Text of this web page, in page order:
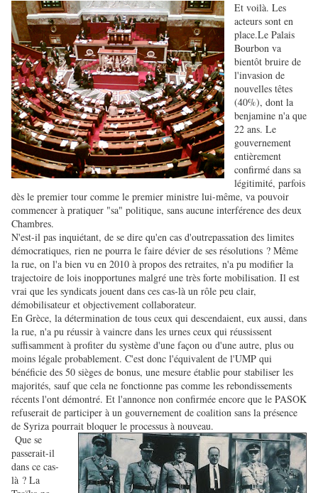
Et voilà. Les
acteurs sont en
place.Le Palais
Bourbon va
bientôt bruire de
l'invasion de
nouvelles têtes
(40%), dont la
benjamine n'a que
22 ans. Le
gouvernement
entièrement
confirmé dans sa
légitimité, parfois
dès le premier tour comme le premier ministre lui-même, va pouvoir
commencer à pratiquer "sa" politique, sans aucune interférence des deux
Chambres.
N'est-il pas inquiétant, de se dire qu'en cas d'outrepassation des limites
démocratiques, rien ne pourra le faire dévier de ses résolutions ? Même
la rue, on l'a bien vu en 2010 à propos des retraites, n'a pu modifier la
trajectoire de lois inopportunes malgré une très forte mobilisation. Il est
vrai que les syndicats jouent dans ces cas-là un rôle peu clair,
démobilisateur et objectivement collaborateur.
En Grèce, la détermination de tous ceux qui descendaient, eux aussi, dans
la rue, n'a pu réussir à vaincre dans les urnes ceux qui réussissent
suffisamment à profiter du système d'une façon ou d'une autre, plus ou
moins légale probablement. C'est donc l'équivalent de l'UMP qui
bénéficie des 50 sièges de bonus, une mesure établie pour stabiliser les
majorités, sauf que cela ne fonctionne pas comme les rebondissements
récents l'ont démontré. Et l'annonce non confirmée encore que le PASOK
refuserait de participer à un gouvernement de coalition sans la présence
de Syriza pourrait bloquer le processus à nouveau.
Que se
passerait-il
dans ce cas-
là ? La